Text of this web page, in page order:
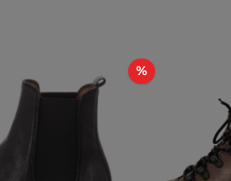
%Rabatt